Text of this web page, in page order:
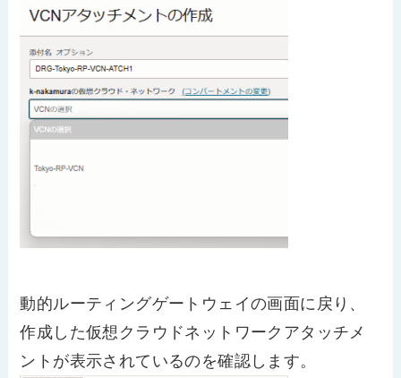
動的ルーティングゲートウェイの画面に戻り、
作成した仮想クラウドネットワークアタッチメ
ントが表示されているのを確認します。